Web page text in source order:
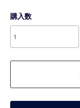
購入数